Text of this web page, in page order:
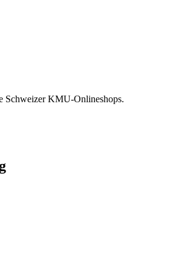
Schweizer KMU-Onlineshops.